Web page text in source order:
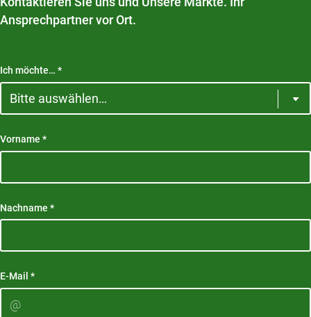
Ansprechpartner vor Ort.
Ich möchte… *
Vorname *
Nachname *
E-Mail *